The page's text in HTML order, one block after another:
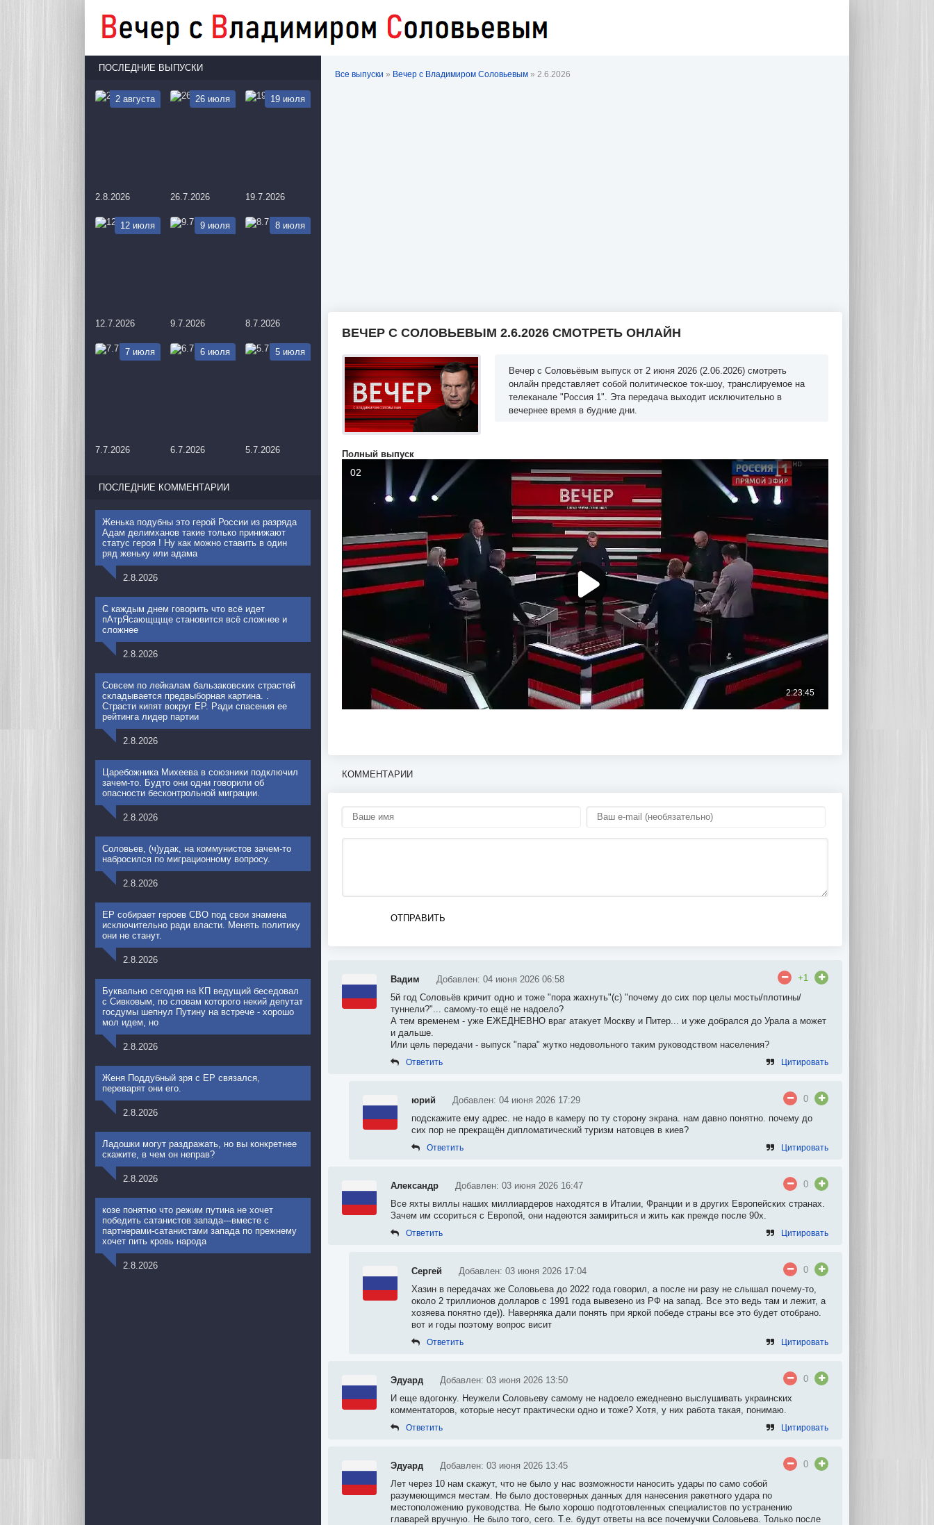
Все выпуски » Вечер с Владимиром Соловьевым » 2.6.2026
ВЕЧЕР С СОЛОВЬЕВЫМ 2.6.2026 СМОТРЕТЬ ОНЛАЙН
Вечер с Соловьёвым выпуск от 2 июня 2026 (2.06.2026) смотреть
онлайн представляет собой политическое ток-шоу, транслируемое на
телеканале "Россия 1". Эта передача выходит исключительно в
вечернее время в будние дни.
Полный выпуск
КОММЕНТАРИИ
ОТПРАВИТЬ
Вадим Добавлен: 04 июня 2026 06:58
+1
5й год Соловьёв кричит одно и тоже "пора жахнуть"(с) "почему до сих пор целы мосты/плотины/
туннели?"... самому-то ещё не надоело?
А тем временем - уже ЕЖЕДНЕВНО враг атакует Москву и Питер... и уже добрался до Урала а может
и дальше.
Или цель передачи - выпуск "пара" жутко недовольного таким руководством населения?
Ответить Цитировать
юрий Добавлен: 04 июня 2026 17:29
0
подскажите ему адрес. не надо в камеру по ту сторону экрана. нам давно понятно. почему до
сих пор не прекращён дипломатический туризм натовцев в киев?
Ответить Цитировать
Александр Добавлен: 03 июня 2026 16:47
0
Все яхты виллы наших миллиардеров находятся в Италии, Франции и в других Европейских странах.
Зачем им ссориться с Европой, они надеются замириться и жить как прежде после 90х.
Ответить Цитировать
Сергей Добавлен: 03 июня 2026 17:04
0
Хазин в передачах же Соловьева до 2022 года говорил, а после ни разу не слышал почему-то,
около 2 триллионов долларов с 1991 года вывезено из РФ на запад. Все это ведь там и лежит, а
хозяева понятно где)). Наверняка дали понять при яркой победе страны все это будет отобрано.
вот и годы поэтому вопрос висит
Ответить Цитировать
Эдуард Добавлен: 03 июня 2026 13:50
0
И еще вдогонку. Неужели Соловьеву самому не надоело ежедневно выслушивать украинских
комментаторов, которые несут практически одно и тоже? Хотя, у них работа такая, понимаю.
Ответить Цитировать
Эдуард Добавлен: 03 июня 2026 13:45
0
Лет через 10 нам скажут, что не было у нас возможности наносить удары по само собой
разумеющимся местам. Не было достоверных данных для нанесения ракетного удара по
местоположению руководства. Не было хорошо подготовленных специалистов по устранению
главарей вручную. Не было того, сего. Т.е. будут ответы на все почемучки Соловьева. Только после
ПОСЛЕДНИЕ ВЫПУСКИ
2 августа
2.8.2026
26 июля
26.7.2026
19 июля
19.7.2026
12 июля
12.7.2026
9 июля
9.7.2026
8 июля
8.7.2026
7 июля
7.7.2026
6 июля
6.7.2026
5 июля
5.7.2026
ПОСЛЕДНИЕ КОММЕНТАРИИ
Женька подубны это герой России из разряда
Адам делимханов такие только принижают
статус героя ! Ну как можно ставить в один
ряд женьку или адама
2.8.2026
С каждым днем говорить что всё идет
пАтрЯсающщще становится всё сложнее и
сложнее
2.8.2026
Совсем по лейкалам бальзаковских страстей
складывается предвыборная картина. .
Страсти кипят вокруг ЕР. Ради спасения ее
рейтинга лидер партии
2.8.2026
Царебожника Михеева в союзники подключил
зачем-то. Будто они одни говорили об
опасности бесконтрольной миграции.
2.8.2026
Соловьев, (ч)удак, на коммунистов зачем-то
набросился по миграционному вопросу.
2.8.2026
ЕР собирает героев СВО под свои знамена
исключительно ради власти. Менять политику
они не станут.
2.8.2026
Буквально сегодня на КП ведущий беседовал
с Сивковым, по словам которого некий депутат
госдумы шепнул Путину на встрече - хорошо
мол идем, но
2.8.2026
Женя Поддубный зря с ЕР связался,
переварят они его.
2.8.2026
Ладошки могут раздражать, но вы конкретнее
скажите, в чем он неправ?
2.8.2026
козе понятно что режим путина не хочет
победить сатанистов запада---вместе с
партнерами-сатанистами запада по прежнему
хочет пить кровь народа
2.8.2026